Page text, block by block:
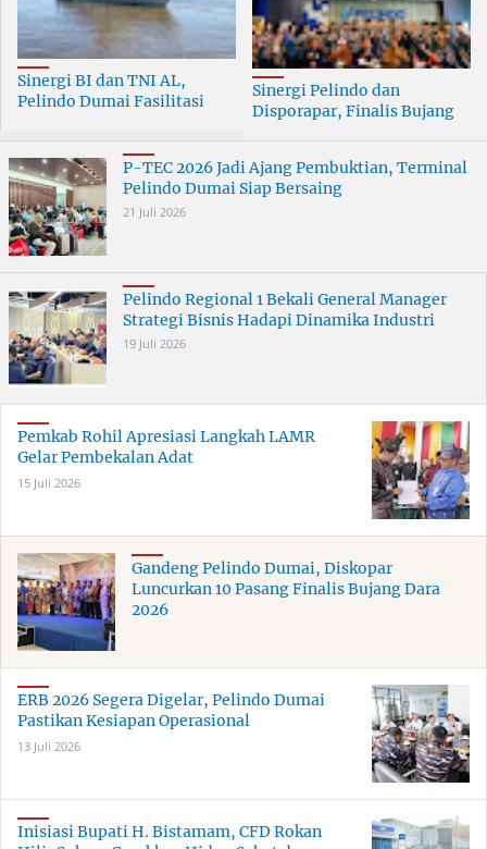
Sinergi BI dan TNI AL,
Pelindo Dumai Fasilitasi
Sinergi Pelindo dan
Disporapar, Finalis Bujang
P-TEC 2026 Jadi Ajang Pembuktian, Terminal
Pelindo Dumai Siap Bersaing
21 Juli 2026
Pelindo Regional 1 Bekali General Manager
Strategi Bisnis Hadapi Dinamika Industri
19 Juli 2026
Pemkab Rohil Apresiasi Langkah LAMR
Gelar Pembekalan Adat
15 Juli 2026
Gandeng Pelindo Dumai, Diskopar
Luncurkan 10 Pasang Finalis Bujang Dara
2026
ERB 2026 Segera Digelar, Pelindo Dumai
Pastikan Kesiapan Operasional
13 Juli 2026
Inisiasi Bupati H. Bistamam, CFD Rokan